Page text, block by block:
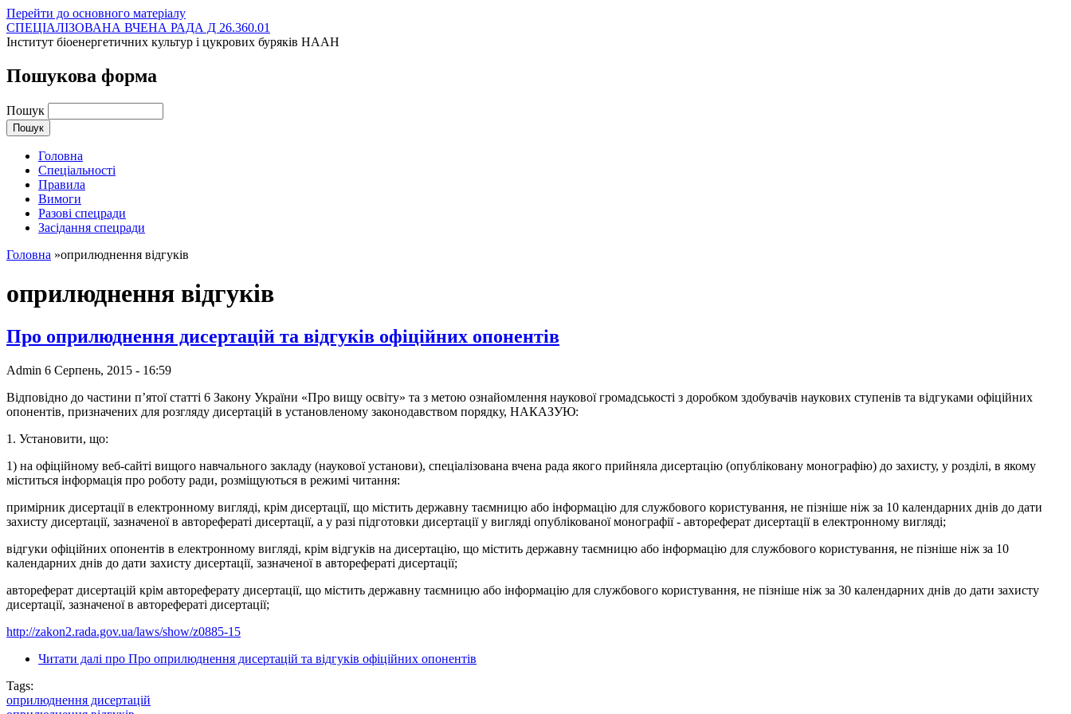
Перейти до основного матеріалу
СПЕЦІАЛІЗОВАНА ВЧЕНА РАДА Д 26.360.01
Інститут біоенергетичних культур і цукрових буряків НААН
Пошукова форма
Пошук
Головна
Спеціальності
Правила
Вимоги
Разові спецради
Засідання спецради
Головна »оприлюднення відгуків
оприлюднення відгуків
Про оприлюднення дисертацій та відгуків офіційних опонентів
Admin 6 Серпень, 2015 - 16:59
Відповідно до частини п’ятої статті 6 Закону України «Про вищу освіту» та з метою ознайомлення наукової громадськості з доробком здобувачів наукових ступенів та відгуками офіційних
опонентів, призначених для розгляду дисертацій в установленому законодавством порядку, НАКАЗУЮ:
1. Установити, що:
1) на офіційному веб-сайті вищого навчального закладу (наукової установи), спеціалізована вчена рада якого прийняла дисертацію (опубліковану монографію) до захисту, у розділі, в якому
міститься інформація про роботу ради, розміщуються в режимі читання:
примірник дисертації в електронному вигляді, крім дисертації, що містить державну таємницю або інформацію для службового користування, не пізніше ніж за 10 календарних днів до дати
захисту дисертації, зазначеної в авторефераті дисертації, а у разі підготовки дисертації у вигляді опублікованої монографії - автореферат дисертації в електронному вигляді;
відгуки офіційних опонентів в електронному вигляді, крім відгуків на дисертацію, що містить державну таємницю або інформацію для службового користування, не пізніше ніж за 10
календарних днів до дати захисту дисертації, зазначеної в авторефераті дисертації;
автореферат дисертацій крім автореферату дисертації, що містить державну таємницю або інформацію для службового користування, не пізніше ніж за 30 календарних днів до дати захисту
дисертації, зазначеної в авторефераті дисертації;
http://zakon2.rada.gov.ua/laws/show/z0885-15
Читати далі про Про оприлюднення дисертацій та відгуків офіційних опонентів
Tags:
оприлюднення дисертацій